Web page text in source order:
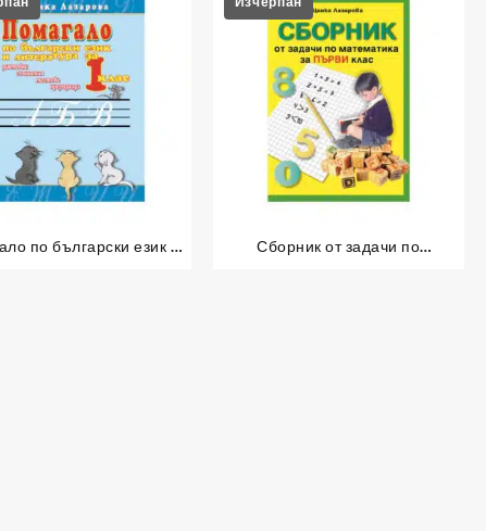
по български език и
Сборник от задачи по